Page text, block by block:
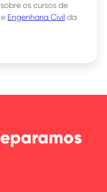
os cursos de
e Engenharia Civil da